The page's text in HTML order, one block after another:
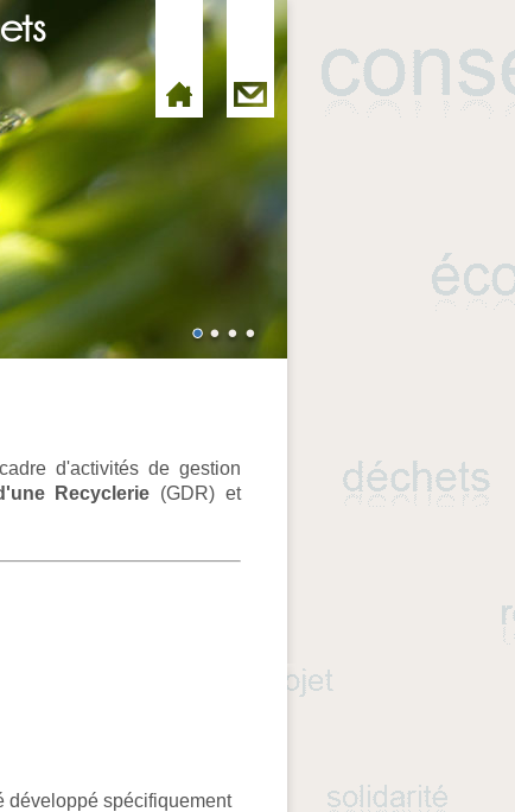
d'activités de gestion
Recyclerie (GDR) et
développé spécifiquement